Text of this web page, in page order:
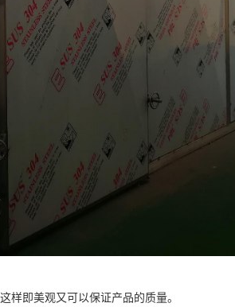
样即美观又可以保证产品的质量。